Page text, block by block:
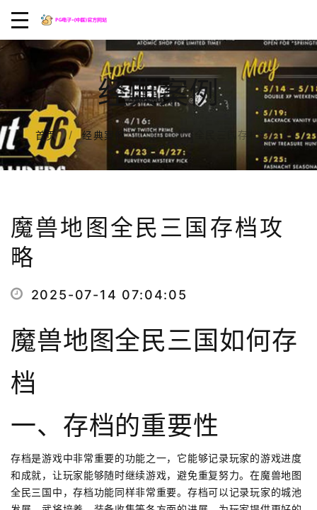
经典案例
首页 经典案例 魔兽地图全民三国存档攻略
魔兽地图全民三国存档攻
略
2025-07-14 07:04:05
魔兽地图全民三国如何存
档
一、存档的重要性
存档是游戏中非常重要的功能之一，它能够记录玩家的游戏进度
和成就，让玩家能够随时继续游戏，避免重复努力。在魔兽地图
全民三国中，存档功能同样非常重要。存档可以记录玩家的城池